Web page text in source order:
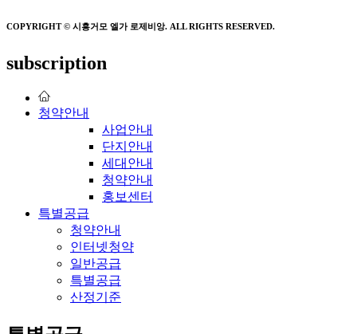
COPYRIGHT © 시흥거모 엘가 로제비앙. ALL RIGHTS RESERVED.
subscription
청약안내
사업안내
단지안내
세대안내
청약안내
홍보센터
특별공급
청약안내
인터넷청약
일반공급
특별공급
산정기준